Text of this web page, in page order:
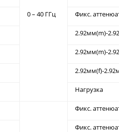
0 – 40 ГГц Фикс.
2.92мм(m)-
2.92мм(m)-
2.92мм(f)-
Нагрузка
Фикс.
Фикс.